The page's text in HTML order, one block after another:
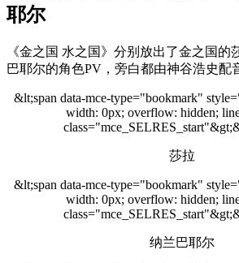
耶尔
《金之国 水之国》分别放出了金之国的
巴耶尔的角色PV，旁白都由神谷浩史配
&lt;span data-mce-type="bookmark"
width: 0px; overflow: hidden;
class="mce_SELRES_start"&gt;
莎拉
&lt;span data-mce-type="bookmark"
width: 0px; overflow: hidden;
class="mce_SELRES_start"&gt;
纳兰巴耶尔